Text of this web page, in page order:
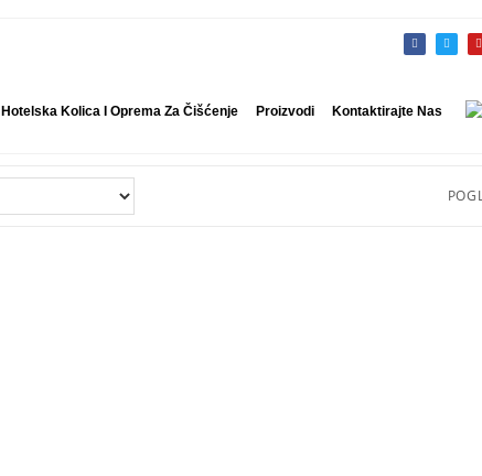
Hotelska Kolica I Oprema Za Čišćenje Proizvodi Kontaktirajte Nas